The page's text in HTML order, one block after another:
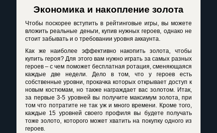
Экономика и накопление золота
Чтобы поскорее вступить в рейтинговые игры, вы можете
вложить реальные деньги, купив нужных героев, однако не
стоит забывать и о требовании уровня аккаунта.
Как же наиболее эффективно накопить золота, чтобы
купить героя? Для этого вам нужно играть за самых разных
героев – с чем поможет бесплатная ротация, сменяющаяся
каждые две недели. Дело в том, что у героев есть
собственные уровни, прокачка которых открывает доступ к
новым костюмам, но также награждает вас золотом. Итак,
за первые 3-5 уровней вы получите максимум золота, при
том что потратите не так уж и много времени. Кроме того,
каждые 15 уровней своего профиля вы будете получать
тоже золото, которого может хватить на покупку одного из
героев.